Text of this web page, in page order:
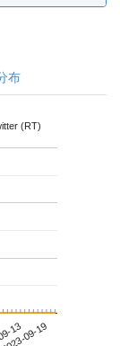
布
(RT)
13
2023-09-19